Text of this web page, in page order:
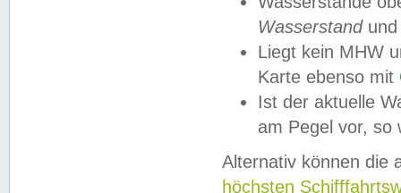
Wasserstandund
Liegt kein MHW
Karte ebenso mit
Ist der aktuelle
am Pegel vor,
Alternativ können die
höchsten